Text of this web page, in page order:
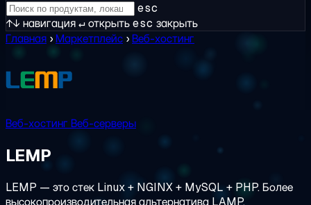
esc
↑↓ навигация↵открытьesc закрыть
Главная ›Маркетплейс ›Веб-хостинг
Веб-хостинг Веб-серверы
LEMP
LEMP — это стек Linux + NGINX + MySQL + PHP. Более
высокопроизводительная альтернатива LAMP,